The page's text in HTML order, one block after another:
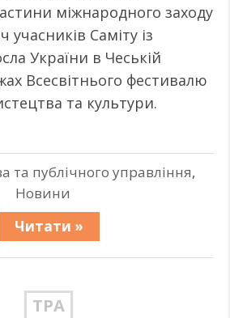
міжнародного заходу
учасників Саміту із
України в Чеській
Всесвітнього фестивалю
та культури.
та публічного управління,
Новини
Читати »
ТРА